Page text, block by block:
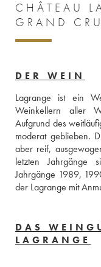
CHÂTEAU
DER WEIN
Lagrange ist ein
Weinkellern aller
Aufgrund des
moderat geblieben.
aber reif,
letzten Jahrgänge
Jahrgänge 1989,
der Lagrange mit
DAS
LAGRANGE